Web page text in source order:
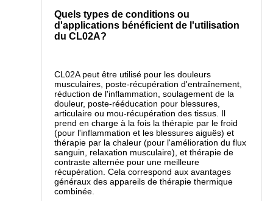
Quels types de conditions ou
d'applications bénéficient de l'utilisation
du CL02A?
CL02A peut être utilisé pour les douleurs
musculaires, poste‑récupération d'entraînement,
réduction de l'inflammation, soulagement de la
douleur, poste‑rééducation pour blessures,
articulaire ou mou‑récupération des tissus. Il
prend en charge à la fois la thérapie par le froid
(pour l'inflammation et les blessures aiguës) et
thérapie par la chaleur (pour l'amélioration du flux
sanguin, relaxation musculaire), et thérapie de
contraste alternée pour une meilleure
récupération. Cela correspond aux avantages
généraux des appareils de thérapie thermique
combinée.